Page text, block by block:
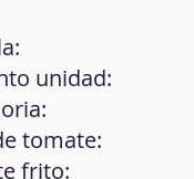
unidad:
tomate:
frito: